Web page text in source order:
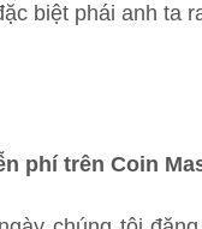
biệt phái anh ta
phí trên Coin